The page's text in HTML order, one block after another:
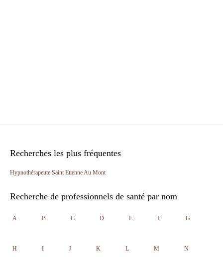
Recherches les plus fréquentes
Hypnothérapeute Saint Etienne Au Mont
Recherche de professionnels de santé par nom
A B C D E F G
H I J K L M N